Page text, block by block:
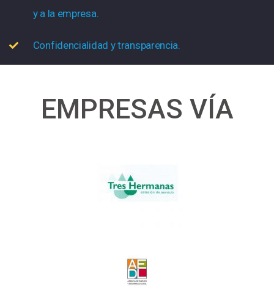
y a la empresa.
Confidencialidad y transparencia.
EMPRESAS VÍA